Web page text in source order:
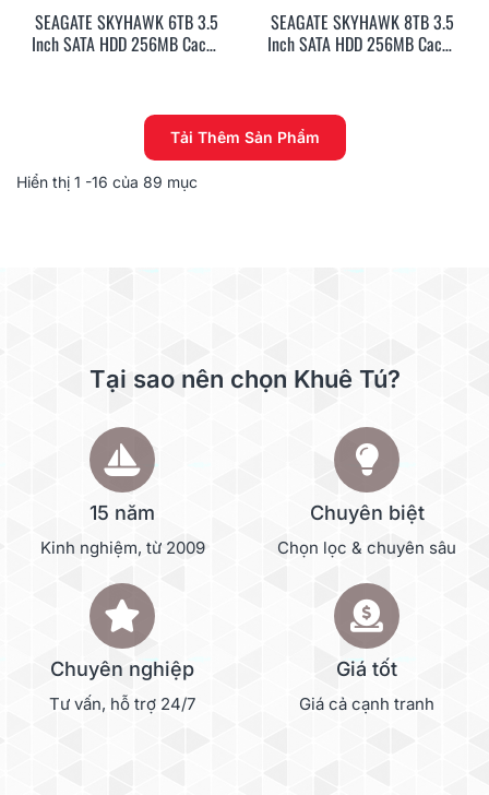
SEAGATE SKYHAWK 6TB 3.5
Inch SATA HDD 256MB Cache
SEAGATE SKYHAWK 8TB 3.5
Inch SATA HDD 256MB Cache
Tải Thêm Sản Phẩm
Hiển thị 1 -16 của 89 mục
Tại sao nên chọn Khuê Tú?
15 năm
Kinh nghiệm, từ 2009
Chuyên biệt
Chọn lọc & chuyên sâu
Chuyên nghiệp
Tư vấn, hỗ trợ 24/7
Giá tốt
Giá cả cạnh tranh